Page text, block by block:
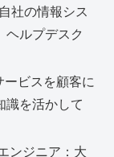
社の情報シス
ヘルプデスク
ビスを顧客に
識を活かして
ンジニア：大